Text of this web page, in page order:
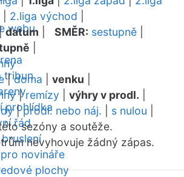
webu
tribun
prohlídka
řád
pro novináře
plochy
2.liga východ
datum SMĚR: sestupně
|doma venku
|remízy výhry v prodl.
|prodl. nebo náj. s nulou
sezóny a soutěže.
nevyhovuje žádný zápas.